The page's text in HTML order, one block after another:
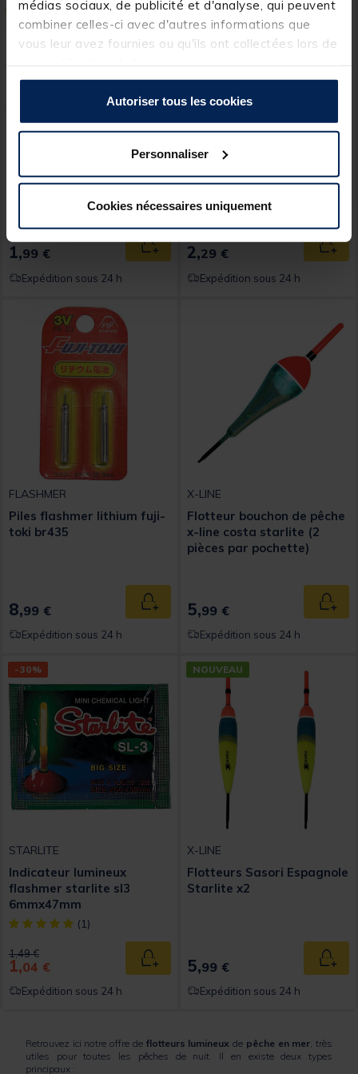
médias sociaux, de publicité et d'analyse, qui peuvent
combiner celles-ci avec d'autres informations que
vous leur avez fournies ou qu'ils ont collectées lors de
Autoriser tous les cookies
Personnaliser
Cookies nécessaires uniquement
REDFISH
Support pour batonnet
lumineux (x3)
1,99 € Ajouter au panier
Expédition sous 24 h
STARLITE
Starlight Flashmer
Cliplight
2,29 €
Expédition sous 24 h
FLASHMER
Piles flashmer lithium fuji-
toki br435
8,99 € Ajouter au panier
Expédition sous 24 h
X-LINE
Flotteur bouchon de pêche
x-line costa starlite (2
pièces par pochette)
5,99 €
Expédition sous 24 h
-30%
STARLITE
Indicateur lumineux
flashmer starlite sl3
6mmx47mm
[object Object] out of 5 Customer Rating
(1)
Price reduced from
1,49 €to
1,04 € Ajouter au panier
Expédition sous 24 h
NOUVEAU
X-LINE
Flotteurs Sasori Espagnole
Starlite x2
5,99 €
Expédition sous 24 h
Retrouvez ici notre offre de flotteurs lumineux de pêche en mer , très
utiles pour toutes les pêches de nuit. Il en existe deux types
principaux :